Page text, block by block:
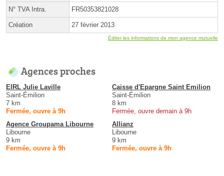
N° TVA Intra. FR50353821028
Création 27 février 2013
Éditer les informations de mon agence mutuelle
Agences proches
EIRL Julie Laville
Saint-Émilion
7 km
Fermée, ouvre à 9h
Caisse d'Epargne Saint Emilion
Saint-Émilion
8 km
Fermée, ouvre demain à 9h
Agence Groupama Libourne
Libourne
9 km
Fermée, ouvre à 9h
Allianz
Libourne
9 km
Fermée, ouvre à 9h